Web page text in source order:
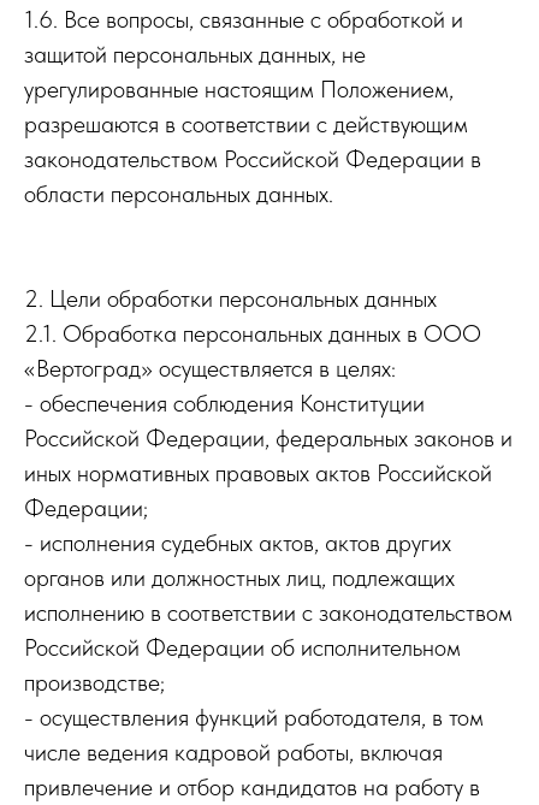
1.6. Все вопросы, связанные с обработкой и
защитой персональных данных, не
урегулированные настоящим Положением,
разрешаются в соответствии с действующим
законодательством Российской Федерации в
области персональных данных.
2. Цели обработки персональных данных
2.1. Обработка персональных данных в ООО
«Вертоград» осуществляется в целях:
- обеспечения соблюдения Конституции
Российской Федерации, федеральных законов и
иных нормативных правовых актов Российской
Федерации;
- исполнения судебных актов, актов других
органов или должностных лиц, подлежащих
исполнению в соответствии с законодательством
Российской Федерации об исполнительном
производстве;
- осуществления функций работодателя, в том
числе ведения кадровой работы, включая
привлечение и отбор кандидатов на работу в